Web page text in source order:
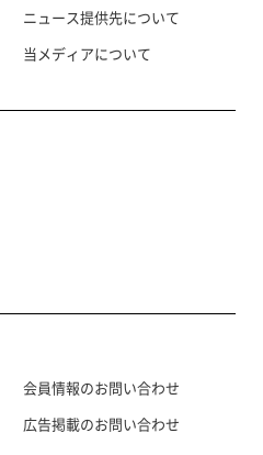
ニュース提供先について
当メディアについて
会員情報のお問い合わせ
広告掲載のお問い合わせ